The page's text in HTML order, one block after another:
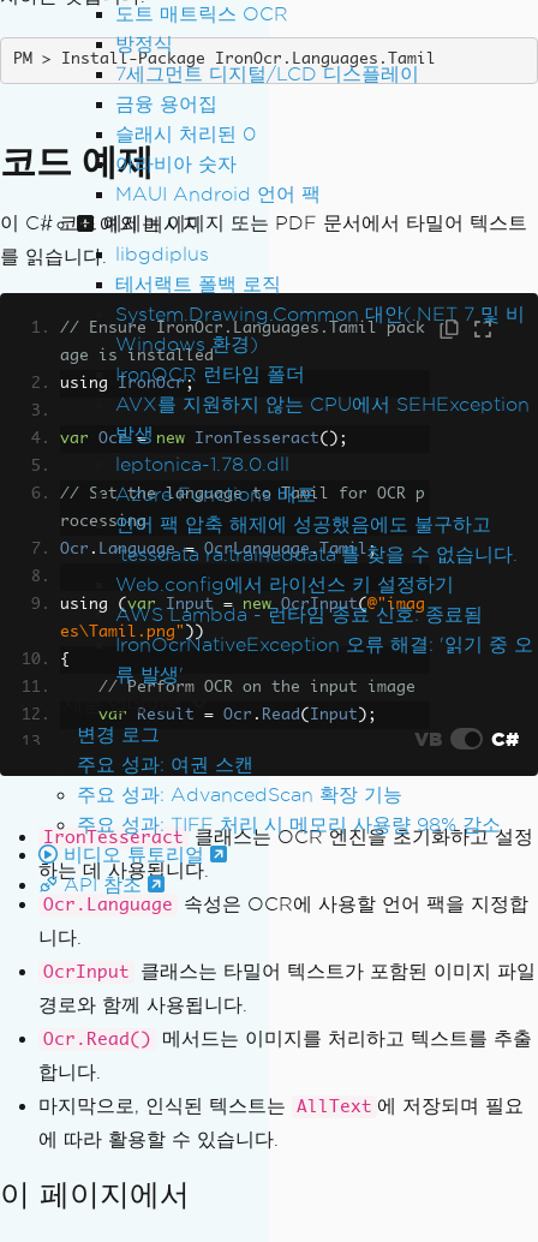
도트 매트릭스 OCR
방정식
7세그먼트 디지털/LCD 디스플레이
금융 용어집
슬래시 처리된 0
아라비아 숫자
MAUI Android 언어 팩
예외 메시지
libgdiplus
테서랙트 폴백 로직
System.Drawing.Common 대안(.NET 7 및 비
Windows 환경)
IronOCR 런타임 폴더
AVX를 지원하지 않는 CPU에서 SEHException
발생
leptonica-1.78.0.dll
Azure Functions 배포
언어 팩 압축 해제에 성공했음에도 불구하고
'tessdata ra.traineddata'를 찾을 수 없습니다.
Web.config에서 라이선스 키 설정하기
AWS Lambda - 런타임 종료 신호: 종료됨
IronOcrNativeException 오류 해결: '읽기 중 오
류 발생'
제품 업데이트
변경 로그
주요 성과: 여권 스캔
주요 성과: AdvancedScan 확장 기능
주요 성과: TIFF 처리 시 메모리 사용량 98% 감소
비디오 튜토리얼
API 참조
Install-Package IronOcr.Languages.Tamil
코드 예제
이 C# 코드 예제는 이미지 또는 PDF 문서에서 타밀어 텍스트
를 읽습니다.
// Ensure IronOcr.Languages.Tamil pack
age is installed
using IronOcr;
var Ocr = new IronTesseract();
// Set the language to Tamil for OCR p
rocessing
Ocr . Language = OcrLanguage.Tamil;
using ( var Input = new OcrInput(@"imag
es\Tamil.png" ))
{
// Perform OCR on the input image
var
Result = Ocr . Read ( Input );
// Get the recognized text
var
AllText = Result.Text;
// Display the recognized text (fo
r example purpose)
Console. WriteLine(AllText);
}
VB C#
IronTesseract 클래스는 OCR 엔진을 초기화하고 설정
하는 데 사용됩니다.
Ocr.Language
속성은 OCR에 사용할 언어 팩을 지정합
니다.
OcrInput
클래스는 타밀어 텍스트가 포함된 이미지 파일
경로와 함께 사용됩니다.
Ocr.Read()
메서드는 이미지를 처리하고 텍스트를 추출
합니다.
마지막으로, 인식된 텍스트는
AllText 에 저장되며 필요
에 따라 활용할 수 있습니다.
이 페이지에서